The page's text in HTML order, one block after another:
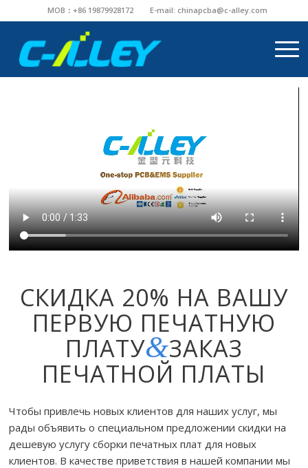
MOB：+86 19879928172 E-mail: chinapcba@c-alley.com
СКИДКА 20% НА ВАШУ
ПЕРВУЮ ПЕЧАТНУЮ
ПЛАТУ&ЗАКАЗ
ПЕЧАТНОЙ ПЛАТЫ
Чтобы привлечь новых клиентов для наших услуг, мы
рады объявить о специальном предложении скидки на
дешевую услугу сборки печатных плат для новых
клиентов. В качестве приветствия в нашей компании мы